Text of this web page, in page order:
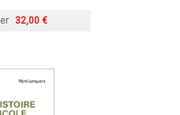
32,00 €